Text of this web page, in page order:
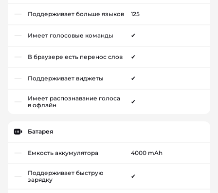
Поддерживает больше языков 125
Имеет голосовые команды ✔
В браузере есть перенос слов ✔
Поддерживает виджеты ✔
Имеет распознавание голоса
в офлайн
✔
Батарея
Емкость аккумулятора 4000 mAh
Поддерживает быструю
зарядку
✔